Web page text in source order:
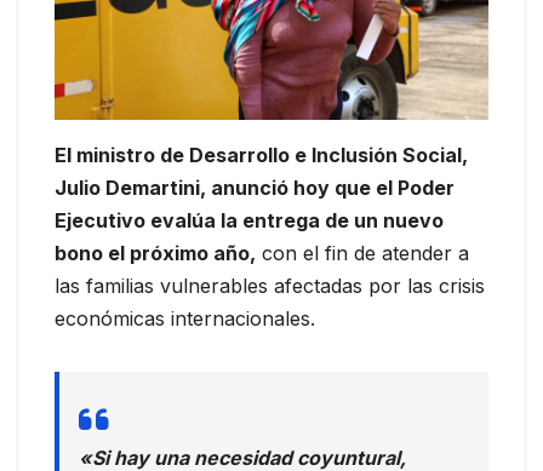
El ministro de Desarrollo e Inclusión Social,
Julio Demartini, anunció hoy que el Poder
Ejecutivo evalúa la entrega de un nuevo
bono el próximo año, con el fin de atender a
las familias vulnerables afectadas por las crisis
económicas internacionales.
«Si hay una necesidad coyuntural,